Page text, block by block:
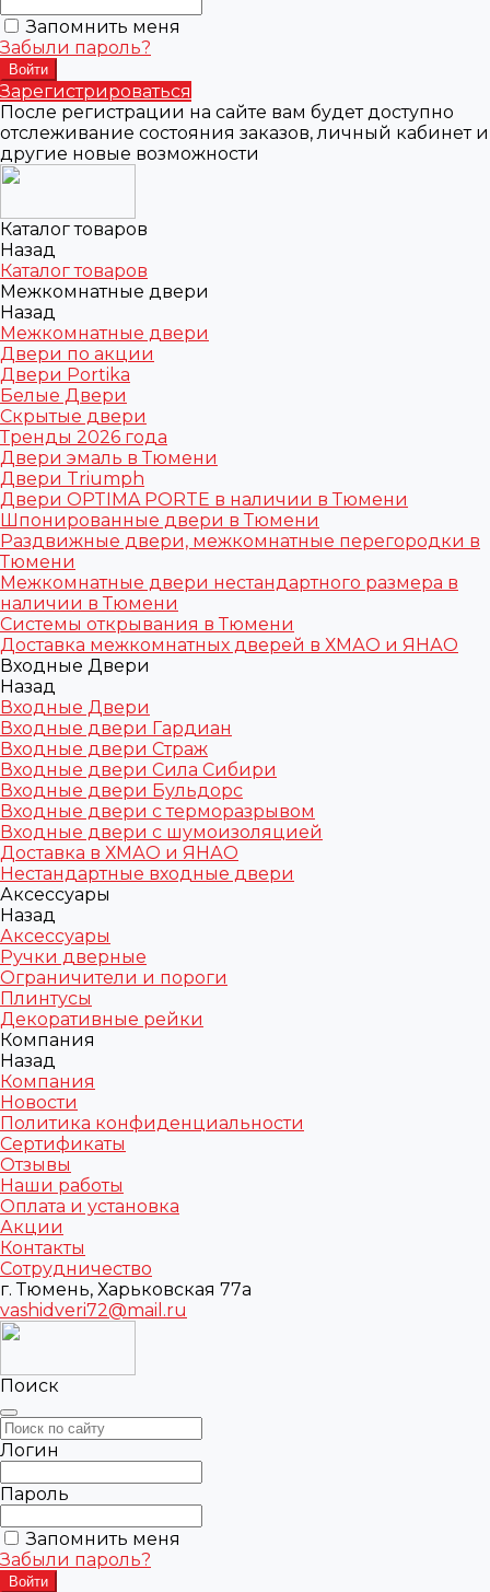
Запомнить меня
Забыли пароль?
Зарегистрироваться
После регистрации на сайте вам будет доступно
отслеживание состояния заказов, личный кабинет и
другие новые возможности
Каталог товаров
Назад
Каталог товаров
Межкомнатные двери
Назад
Межкомнатные двери
Двери по акции
Двери Portika
Белые Двери
Скрытые двери
Тренды 2026 года
Двери эмаль в Тюмени
Двери Triumph
Двери OPTIMA PORTE в наличии в Тюмени
Шпонированные двери в Тюмени
Раздвижные двери, межкомнатные перегородки в
Тюмени
Межкомнатные двери нестандартного размера в
наличии в Тюмени
Системы открывания в Тюмени
Доставка межкомнатных дверей в ХМАО и ЯНАО
Входные Двери
Назад
Входные Двери
Входные двери Гардиан
Входные двери Страж
Входные двери Сила Сибири
Входные двери Бульдорс
Входные двери с терморазрывом
Входные двери с шумоизоляцией
Доставка в ХМАО и ЯНАО
Нестандартные входные двери
Аксессуары
Назад
Аксессуары
Ручки дверные
Ограничители и пороги
Плинтусы
Декоративные рейки
Компания
Назад
Компания
Новости
Политика конфиденциальности
Сертификаты
Отзывы
Наши работы
Оплата и установка
Акции
Контакты
Сотрудничество
г. Тюмень, Харьковская 77а
vashidveri72@mail.ru
Поиск
Логин
Пароль
Запомнить меня
Забыли пароль?